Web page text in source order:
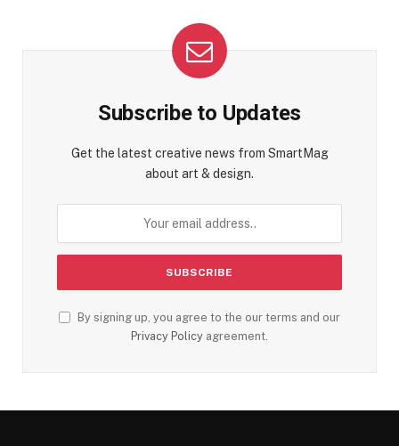
Subscribe to Updates
Get the latest creative news from SmartMag
about art & design.
By signing up, you agree to the our terms and our
Privacy Policy agreement.